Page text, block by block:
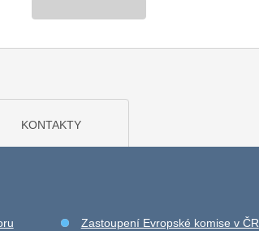
KONTAKTY
Zastoupení Evropské komise v ČR